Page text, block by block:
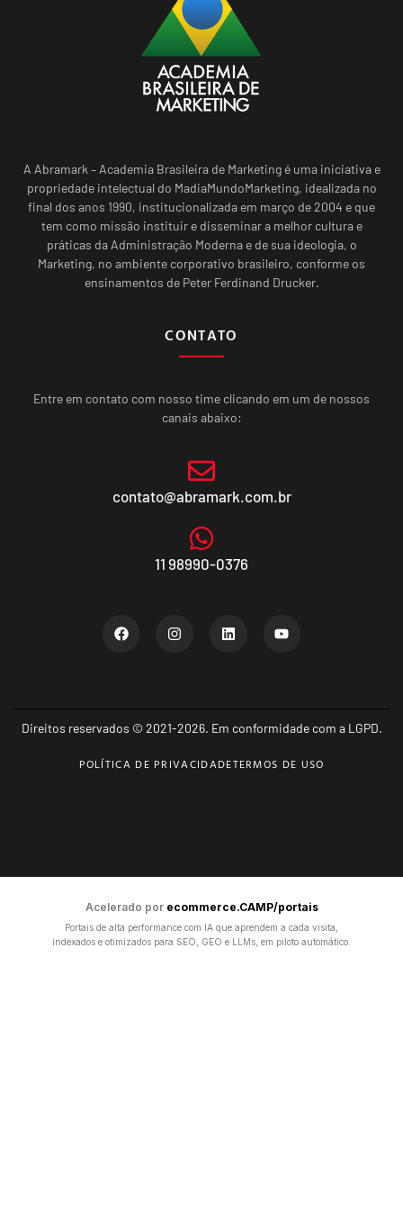
A Abramark – Academia Brasileira de Marketing é uma iniciativa e
propriedade intelectual do MadiaMundoMarketing, idealizada no
final dos anos 1990, institucionalizada em março de 2004 e que
tem como missão instituir e disseminar a melhor cultura e
práticas da Administração Moderna e de sua ideologia, o
Marketing, no ambiente corporativo brasileiro, conforme os
ensinamentos de Peter Ferdinand Drucker.
CONTATO
Entre em contato com nosso time clicando em um de nossos
canais abaixo:
contato@abramark.com.br
11 98990-0376
Direitos reservados © 2021-2026. Em conformidade com a LGPD.
POLÍTICA DE PRIVACIDADETERMOS DE USO
Acelerado por ecommerce.CAMP/portais
Portais de alta performance com IA que aprendem a cada visita,
indexados e otimizados para SEO, GEO e LLMs, em piloto automático.